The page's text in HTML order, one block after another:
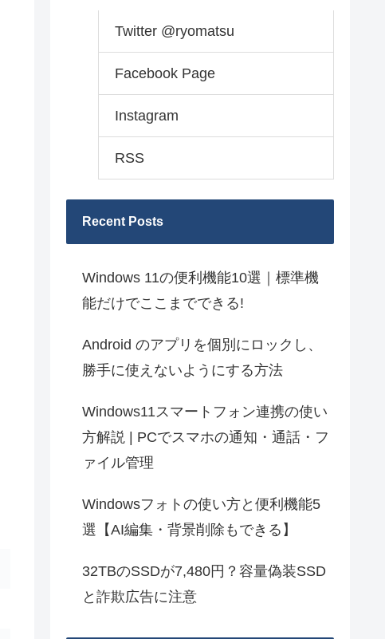
Twitter @ryomatsu
Facebook Page
Instagram
RSS
Recent Posts
Windows 11の便利機能10選｜標準機
能だけでここまでできる!
Android のアプリを個別にロックし、
勝手に使えないようにする方法
Windows11スマートフォン連携の使い
方解説 | PCでスマホの通知・通話・フ
ァイル管理
Windowsフォトの使い方と便利機能5
選【AI編集・背景削除もできる】
32TBのSSDが7,480円？容量偽装SSD
と詐欺広告に注意